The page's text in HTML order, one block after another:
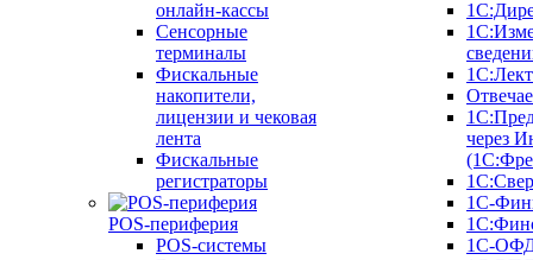
онлайн-кассы
Сенсорные
терминалы
Фискальные
накопители,
лицензии и чековая
лента
Фискальные
регистраторы
POS-периферия
POS-системы
через
1С-
1С-